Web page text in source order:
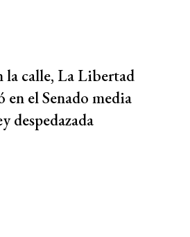
la calle, La Libertad
en el Senado media
despedazada